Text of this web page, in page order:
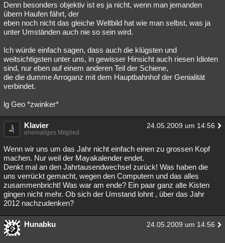
Denn besonders objektiv ist es ja nicht, wenn man jemanden
übern Haufen fährt, der
eben noch nicht das gleiche Weltbild hat wie man selbst, was ja
unter Umständen auch nie so sein wird.
Ich würde einfach sagen, dass auch die klügsten und
weitsichtigsten unter uns, in gewisser Hinsicht auch riesen Idioten
sind, nur eben auf einem anderen Teil der Schiene,
die die dumme Arroganz mit dem Hauptbahnhof der Genialität
verbindet.
lg Geo *zwinker*
Klavier 24.05.2009 um 14:56
ehemaliges Mitglied
Wenn wir uns um das Jahr nicht einfach einen zu grossen Kopf
machen. Nur weil der Mayakalender endet.
Denkt mal an den Jahrtausendwechsel zurück! Was haben die
uns verrückt gemacht, wegen den Computern und das alles
zusammenbricht! Was war am ende? Ein paar ganz alte Kisten
gingen nicht mehr. Ob sich der Umstand lohnt , über das Jahr
2012 nachzudenken?
Hunabku 24.05.2009 um 14:56